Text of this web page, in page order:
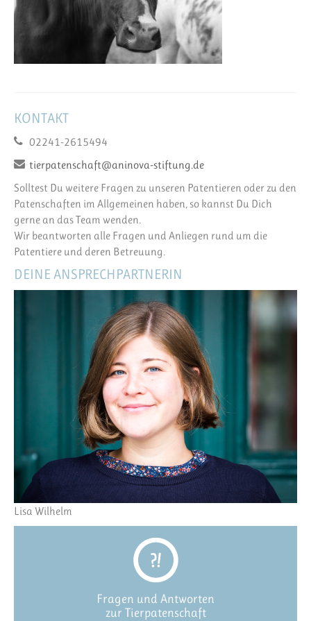
KONTAKT
02241-2615494
tierpatenschaft@aninova-stiftung.de
Solltest Du weitere Fragen zu unseren Patentieren oder zu den
Patenschaften im Allgemeinen haben, so kannst Du Dich
gerne an das Team wenden.
Wir beantworten alle Fragen und Anliegen rund um die
Patentiere und deren Betreuung.
DEINE ANSPRECHPARTNERIN
Lisa Wilhelm
Fragen und Antworten
zur Tierpatenschaft